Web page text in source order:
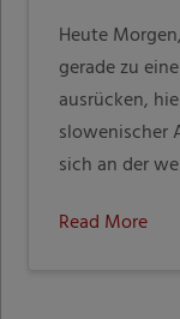
Heute
gerade zu
ausrücken,
slowenischer
sich an der
Read More